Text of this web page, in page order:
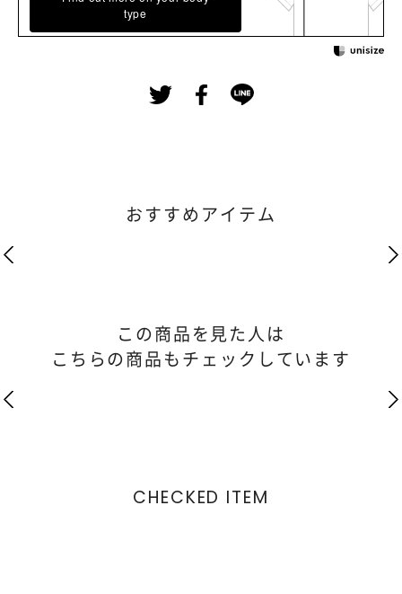
type
おすすめアイテム
この商品を見た人は
こちらの商品もチェックしています
CHECKED ITEM